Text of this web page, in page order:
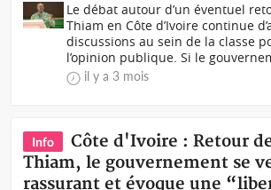
Le débat autour d’un éventuel
Thiam en Côte d’Ivoire continue
discussions au sein de la classe
l’opinion publique. Si le
il y a 3 mois
Info
Côte d'Ivoire : Retour
Thiam, le gouvernement se
rassurant et évoque une